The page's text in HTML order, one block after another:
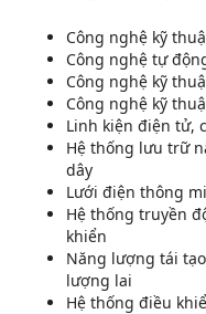
Công nghệ kỹ
Công nghệ tự
Công nghệ kỹ
Công nghệ kỹ
Linh kiện điện tử,
Hệ thống lưu trữ
dây
Lưới điện thông
Hệ thống truyền
khiển
Năng lượng tái
lượng lai
Hệ thống điều